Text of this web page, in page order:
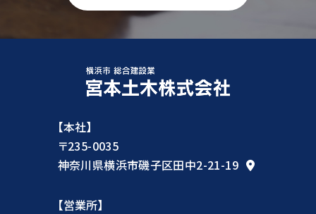
【本社】
〒235-0035
神奈川県横浜市磯子区田中2-21-19
【営業所】